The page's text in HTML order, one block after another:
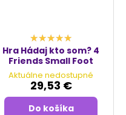
Hra Hádaj kto som? 4
Friends Small Foot
Aktuálne nedostupné
29,53 €
Do košíka